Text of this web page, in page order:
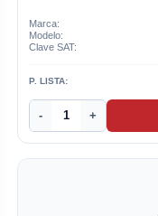
Marca:
Modelo:
Clave SAT:
P. LISTA:
- +